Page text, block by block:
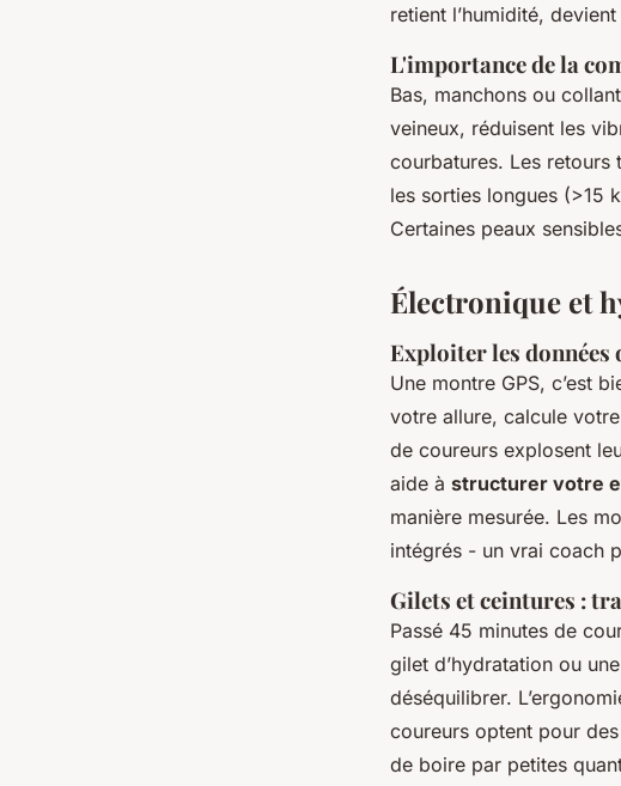
retient l’humidité,
L'importance de la
Bas, manchons ou
veineux, réduisent les
courbatures. Les retours
les sorties longues (>15
Certaines peaux
Électronique et
Exploiter les données
Une montre GPS, c’est
votre allure, calcule
de coureurs explosent
aide à structurer votre
manière mesurée. Les
intégrés - un vrai coach
Gilets et ceintures :
Passé 45 minutes de
gilet d’hydratation ou
déséquilibrer.
coureurs optent pour
de boire par petites